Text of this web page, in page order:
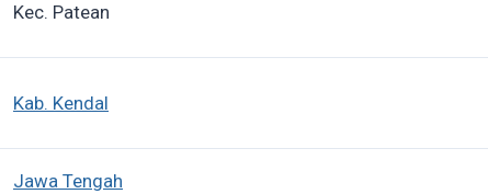
Kec. Patean
Kab. Kendal
Jawa Tengah